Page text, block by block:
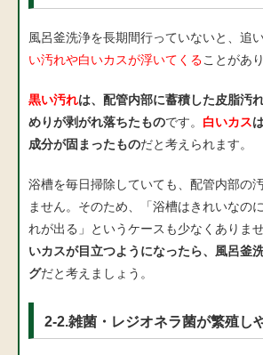
風呂釜洗浄を長期間行っていないと、追
い汚れや白いカスが浮いてくることがあ
黒い汚れは、配管内部に蓄積した皮脂汚
めりが剥がれ落ちたものです。 白いカス
成分が固まったものだと考えられます。
浴槽を毎日掃除していても、配管内部の
ません。そのため、「浴槽はきれいなの
れが出る」というケースも少なくありませ
いカスが目立つようになったら、風呂釜
グだと考えましょう。
2-2.雑菌・レジオネラ菌が繁殖し